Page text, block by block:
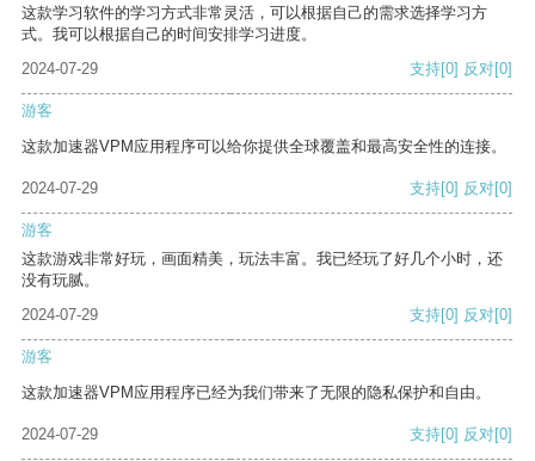
这款学习软件的学习方式非常灵活，可以根据自己的需求选择学习方
式。我可以根据自己的时间安排学习进度。
2024-07-29
支持[0] 反对[0]
游客
这款加速器VPM应用程序可以给你提供全球覆盖和最高安全性的连接。
2024-07-29 支持[0] 反对[0]
游客
这款游戏非常好玩，画面精美，玩法丰富。我已经玩了好几个小时，还
没有玩腻。
2024-07-29
支持[0] 反对[0]
游客
这款加速器VPM应用程序已经为我们带来了无限的隐私保护和自由。
2024-07-29 支持[0] 反对[0]